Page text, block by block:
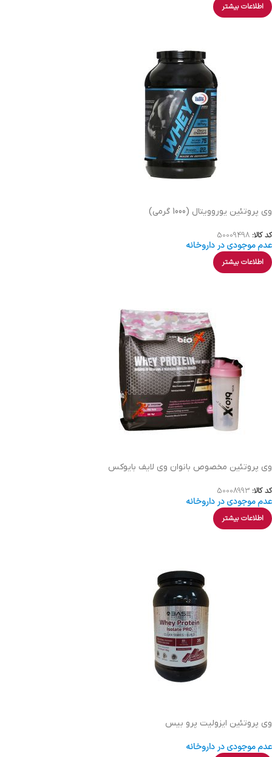
اطلاعات بیشتر
وی پروتئین یوروویتال (1000 گرمی)
کد کالا: 50009498
عدم موجودی در داروخانه
اطلاعات بیشتر
وی پروتئین مخصوص بانوان وی لایف بایوکس
کد کالا: 50008993
عدم موجودی در داروخانه
اطلاعات بیشتر
وی پروتئین ایزولیت پرو بیس
عدم موجودی در داروخانه